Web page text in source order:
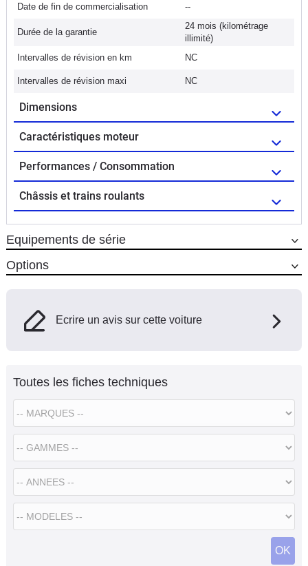
Date de fin de commercialisation --
Durée de la garantie
24 mois (kilométrage
illimité)
Intervalles de révision en km
NC
Intervalles de révision maxi NC
Dimensions
Caractéristiques moteur
Performances / Consommation
Châssis et trains roulants
Equipements de série
Options
Ecrire un avis sur cette voiture
Toutes les fiches techniques